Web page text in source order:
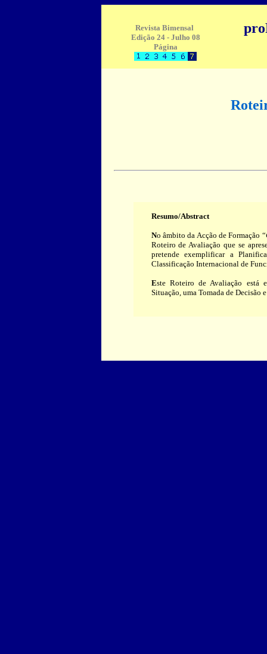
Revista Bimensal
Edição 24 - Julho 08
Página
Resumo/Abstract
No âmbito da Acção de Formação “
Roteiro de Avaliação que se
pretende exemplificar a
Classificação Internacional de
Este Roteiro de Avaliação está
Situação, uma Tomada de